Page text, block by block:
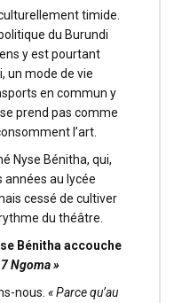
timide.
du Burundi
y est pourtant
un mode de vie
en commun y
prend pas comme
l’art.
Nyse Bénitha, qui,
au lycée
cessé de cultiver
du théâtre.
Bénitha accouche
Ngoma »
nous. « Parce qu’au